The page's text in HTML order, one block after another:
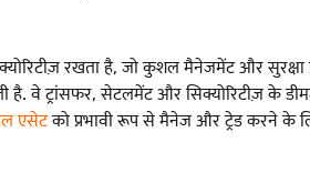
रखता है, जो कुशल मैनेजमेंट और
ट्रांसफर, सेटलमेंट और सिक्योरिटीज़ के
एसेटको प्रभावी रूप से मैनेज और ट्रेड करने के